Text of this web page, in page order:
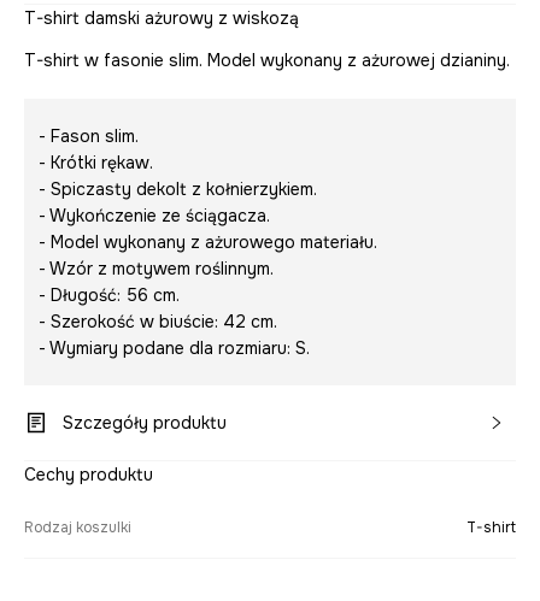
T-shirt damski ażurowy z wiskozą
T-shirt w fasonie slim. Model wykonany z ażurowej dzianiny.
- Fason slim.
- Krótki rękaw.
- Spiczasty dekolt z kołnierzykiem.
- Wykończenie ze ściągacza.
- Model wykonany z ażurowego materiału.
- Wzór z motywem roślinnym.
- Długość: 56 cm.
- Szerokość w biuście: 42 cm.
- Wymiary podane dla rozmiaru: S.
Szczegóły produktu
Cechy produktu
Rodzaj koszulki T-shirt